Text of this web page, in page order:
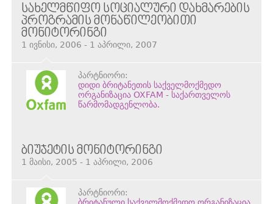
ᲡᲐᲮᲔᲚᲛᲬᲘᲤᲝ ᲡᲝᲪᲘᲐᲚᲣᲠᲘ ᲓᲐᲮᲛᲐᲠᲔᲑᲘᲡ
ᲞᲠᲝᲒᲠᲐᲛᲘᲡ ᲛᲝᲜᲐᲬᲘᲚᲔᲝᲑᲘᲗᲘ
ᲛᲝᲜᲘᲢᲝᲠᲘᲜᲒᲘ
1 ივნისი, 2006 - 1 აპრილი, 2007
პარტნიორი:
დიდი ბრიტანეთის საქველმოქმედო
ორგანიზაცია OXFAM - საქართველოს
წარმომადგენლობა.
ᲑᲘᲣᲯᲔᲢᲘᲡ ᲛᲝᲜᲘᲢᲝᲠᲘᲜᲒᲘ
1 მაისი, 2005 - 1 აპრილი, 2006
პარტნიორი: